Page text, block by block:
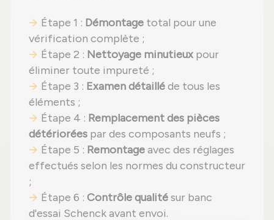
Étape 1 : Démontage total pour une
vérification complète ;
Étape 2 : Nettoyage minutieux pour
éliminer toute impureté ;
Étape 3 : Examen détailléde tous les
éléments ;
Étape 4 : Remplacement des pièces
détériorées par des composants neufs ;
Étape 5 : Remontageavec des réglages
effectués selon les normes du constructeur
;
Étape 6 : Contrôle qualitésur banc
d'essai Schenck avant envoi.